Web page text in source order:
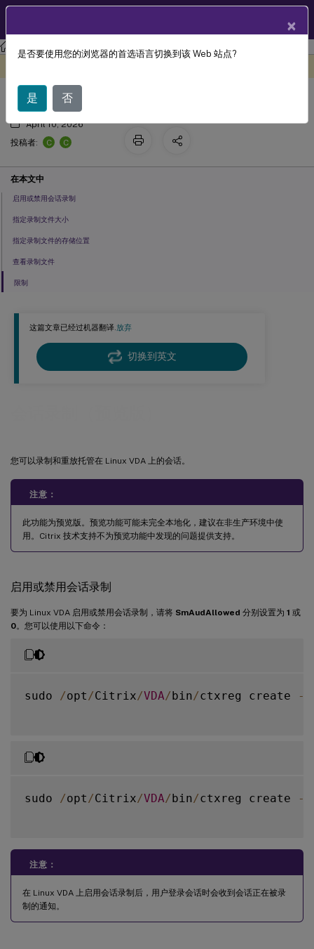
Linux 虚拟投递代理 Linux 虚拟投递代理 2308
这篇文章已经过机器翻译.放弃
切换到英文
您可以录制和重放托管在 Linux VDA 上的会话。
注意：
此功能为预览版。预览功能可能未完全本地化，建议在非生产环境中使
用。Citrix 技术支持不为预览功能中发现的问题提供支持。
启用或禁用会话录制
要为 Linux VDA 启用或禁用会话录制，请将 SmAudAllowed 分别设置为 1 或
0。您可以使用以下命令：
sudo /opt /Citrix/VDA/bin/ctxreg create -
sudo /opt /Citrix/VDA/bin/ctxreg create -
注意：
在 Linux VDA 上启用会话录制后，用户登录会话时会收到会话正在被录
制的通知。
会话录制（预览版）
April 10, 2026
投稿者:
C C
在本文中
启用或禁用会话录制
指定录制文件大小
指定录制文件的存储位置
查看录制文件
限制
×
是否要使用您的浏览器的首选语言切换到该 Web 站点?
是 否